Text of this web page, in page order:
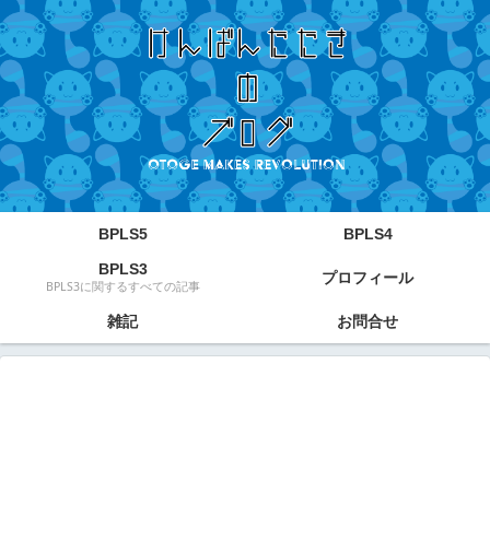
BPLS5
BPLS4
BPLS3
BPLS3に関するすべての記事 プロフィール
雑記 お問合せ